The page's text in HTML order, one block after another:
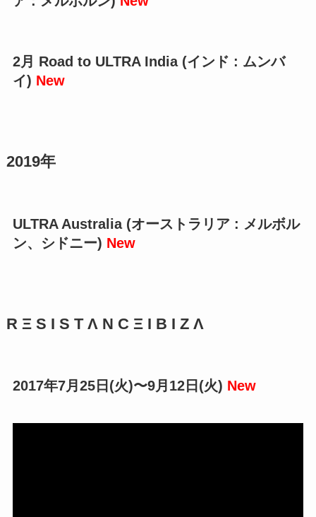
2月 Road to ULTRA India (インド : ムンバ
イ) New
2019年
ULTRA Australia (オーストラリア : メルボル
ン、シドニー) New
R Ξ S I S T Λ N C Ξ I B I Z Λ
2017年7月25日(火)〜9月12日(火) New